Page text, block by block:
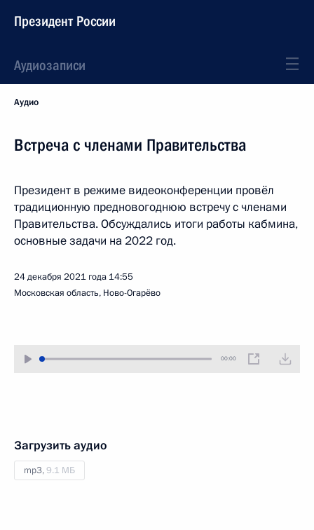
Президент России
Аудиозаписи
Аудио
Встреча с членами Правительства
Президент в режиме видеоконференции провёл
традиционную предновогоднюю встречу с членами
Правительства. Обсуждались итоги работы кабмина,
основные задачи на 2022 год.
24 декабря 2021 года 14:55
Московская область, Ново-Огарёво
00:00
Загрузить аудио
mp3,9.1 МБ